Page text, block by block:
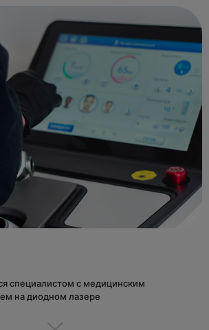
специалистом с медицинским
на диодном лазере